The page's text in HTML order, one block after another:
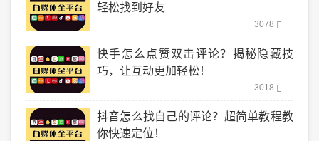
轻松找到好友
3078
快手怎么点赞双击评论？揭秘隐藏技
巧，让互动更加轻松！
3018
抖音怎么找自己的评论？超简单教程教
你快速定位！